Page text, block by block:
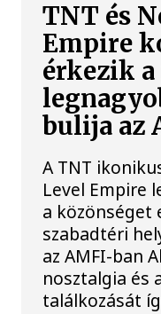
TNT és
Empire
érkezik
bulija az
A TNT
Level Empire
a közönséget
szabadtéri
az AMFI-ban
nosztalgia és
találkozását